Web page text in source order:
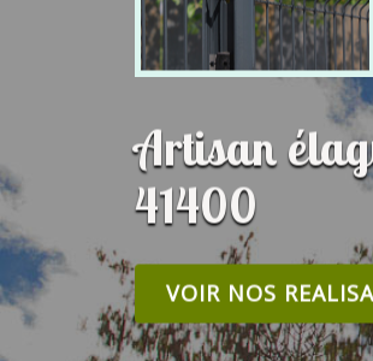
Artisan
41400
VOIR NOS